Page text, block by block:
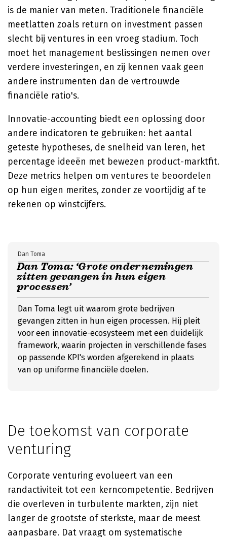
is de manier van meten. Traditionele financiële
meetlatten zoals return on investment passen
slecht bij ventures in een vroeg stadium. Toch
moet het management beslissingen nemen over
verdere investeringen, en zij kennen vaak geen
andere instrumenten dan de vertrouwde
financiële ratio's.
Innovatie-accounting biedt een oplossing door
andere indicatoren te gebruiken: het aantal
geteste hypotheses, de snelheid van leren, het
percentage ideeën met bewezen product-marktfit.
Deze metrics helpen om ventures te beoordelen
op hun eigen merites, zonder ze voortijdig af te
rekenen op winstcijfers.
Dan Toma: ‘Grote ondernemingen
zitten gevangen in hun eigen
processen’
Dan Toma
Dan Toma legt uit waarom grote bedrijven
gevangen zitten in hun eigen processen. Hij pleit
voor een innovatie-ecosysteem met een duidelijk
framework, waarin projecten in verschillende fases
op passende KPI's worden afgerekend in plaats
van op uniforme financiële doelen.
De toekomst van corporate
venturing
Corporate venturing evolueert van een
randactiviteit tot een kerncompetentie. Bedrijven
die overleven in turbulente markten, zijn niet
langer de grootste of sterkste, maar de meest
aanpasbare. Dat vraagt om systematische